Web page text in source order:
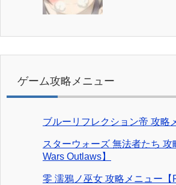
ゲーム攻略メニュー
ブルーリフレクション帝 攻略
スターウォーズ 無法者たち
Wars Outlaws】
零 濡鴉ノ巫女 攻略メニュー【